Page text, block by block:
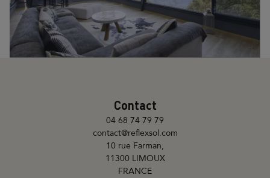
Contact
04 68 74 79 79
contact@reflexsol.com
10 rue Farman,
11300 LIMOUX
FRANCE